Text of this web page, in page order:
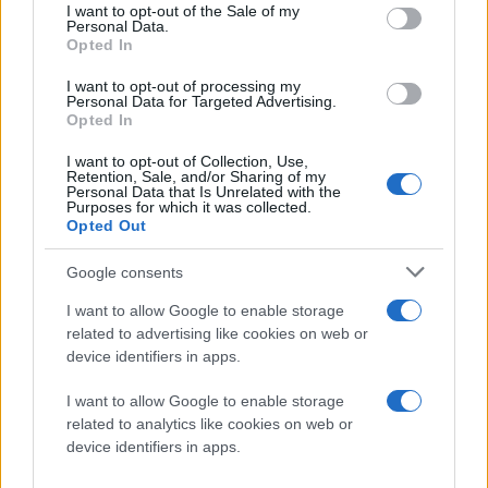
consent section.
I want to opt-out of the Sale of my
Personal Data.
Opted In
I want to opt-out of processing my
Personal Data for Targeted Advertising.
Opted In
I want to opt-out of Collection, Use,
Retention, Sale, and/or Sharing of my
Personal Data that Is Unrelated with the
Purposes for which it was collected.
Opted Out
Google consents
I want to allow Google to enable storage
related to advertising like cookies on web or
device identifiers in apps.
I want to allow Google to enable storage
related to analytics like cookies on web or
device identifiers in apps.
Αρνείται να αποκαλύψει το μερίδιο αγοράς που
Θέλει να μονοπωλήσει στην ψηφιοποίηση των
βιβλίων (παρόμοια καταγγελία απορρίφθηκε στις
ΗΠΑ)
Προώθηση των υπηρεσιών της και υποβάθμιση
των ανταγωνιστών της στα αποτελέσματα
αναζήτησης
search boxes ανταγωνιστικών μηχανών
αναζήτησης, ώστε να αυξάνεται το κόστος
Απαγόρευση σε ανταγωνιστικές μηχανές
αναζήτησης να εμφανίζουν videos από το